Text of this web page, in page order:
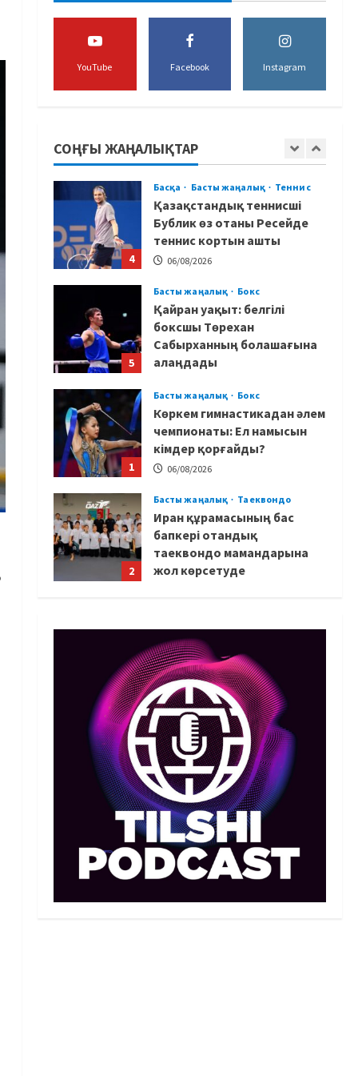
YouTube Facebook Instagram
СОҢҒЫ ЖАҢАЛЫҚТАР
бапкері отандық
таеквондо мамандарына
жол көрсетуде
06/08/2026
3 06/08/2026
4
Басқа Басты жаңалық Теннис
Қазақстандық теннисші
Бублик өз отаны Ресейде
теннис кортын ашты
06/08/2026
5
Басты жаңалық Бокс
Қайран уақыт: белгілі
боксшы Төрехан
Сабырханның болашағына
алаңдады
1
Басты жаңалық Бокс
Көркем гимнастикадан әлем
чемпионаты: Ел намысын
кімдер қорғайды?
06/08/2026
2
Басты жаңалық Таеквондо
Иран құрамасының бас
бапкері отандық
таеквондо мамандарына
жол көрсетуде
3
Мейірім Нұрсұлтановтың
қарсыласы анықталды
06/08/2026
4
Басқа Басты жаңалық Теннис
Қазақстандық теннисші
Бублик өз отаны Ресейде
теннис кортын ашты
06/08/2026
5
Басты жаңалық Бокс
Қайран уақыт: белгілі
боксшы Төрехан
Сабырханның болашағына
алаңдады
06/08/2026